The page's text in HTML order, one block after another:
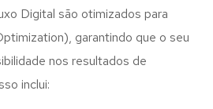
Digital são otimizados para
garantindo que o seu
nos resultados de
inclui: